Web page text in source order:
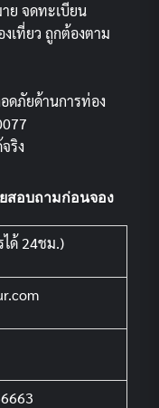
ย จดทะเบียน
เที่ยว ถูกต้องตาม
ดภัยด้านการท่อง
ริง
สอบถามก่อนจอง
ได้ 24ชม.)